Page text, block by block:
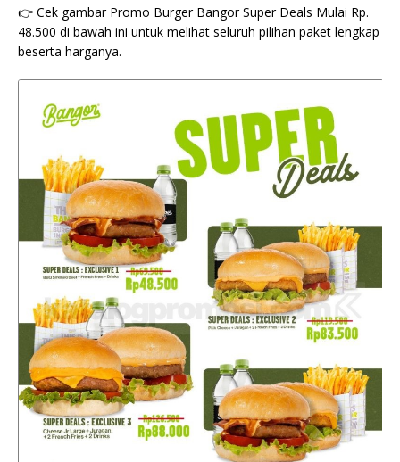
👉 Cek gambar Promo Burger Bangor Super Deals Mulai Rp.
48.500 di bawah ini untuk melihat seluruh pilihan paket lengkap
beserta harganya.